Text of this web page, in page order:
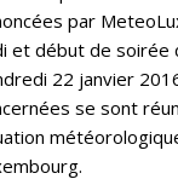
par
et début de soirée
22 janvier
se sont